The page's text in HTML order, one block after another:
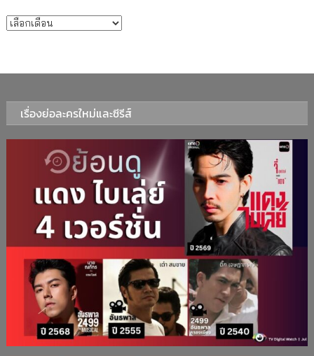
บทความรายเดือน
เรื่องย่อละครใหม่และซีรีส์